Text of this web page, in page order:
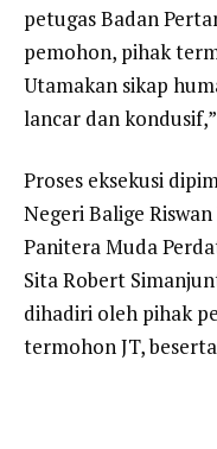
petugas Badan
pemohon, pihak
Utamakan sikap
lancar dan
Proses eksekusi
Negeri Balige
Panitera Muda
Sita Robert
dihadiri oleh pihak
termohon JT,